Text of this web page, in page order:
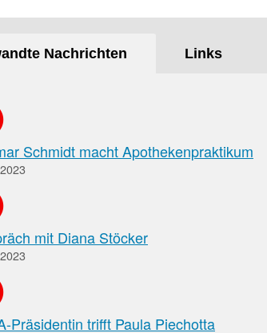
Nachrichten Links
Schmidt macht Apothekenpraktikum
mit Diana Stöcker
Präsidentin trifft Paula Piechotta